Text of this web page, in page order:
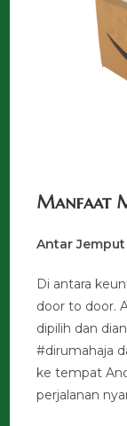
Manfaat
Antar Jemput
Di antara
door to door.
dipilih dan
#dirumahaja
ke tempat
perjalanan